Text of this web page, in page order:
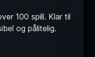
100 spill. Klar til
og pålitelig.